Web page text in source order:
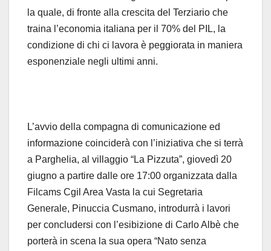
la quale, di fronte alla crescita del Terziario che
traina l’economia italiana per il 70% del PIL, la
condizione di chi ci lavora è peggiorata in maniera
esponenziale negli ultimi anni.
L’avvio della compagna di comunicazione ed
informazione coinciderà con l’iniziativa che si terrà
a Parghelia, al villaggio “La Pizzuta”, giovedì 20
giugno a partire dalle ore 17:00 organizzata dalla
Filcams Cgil Area Vasta la cui Segretaria
Generale, Pinuccia Cusmano, introdurrà i lavori
per concludersi con l’esibizione di Carlo Albè che
porterà in scena la sua opera “Nato senza